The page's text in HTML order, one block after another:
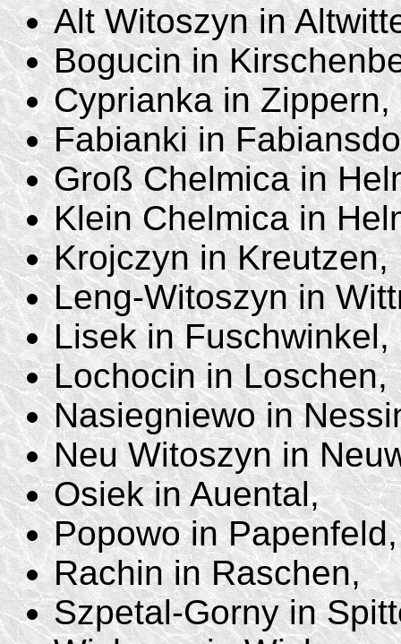
Alt Witoszyn in
Bogucin in
Cyprianka in Zippern,
Fabianki in
Groß Chelmica in
Klein Chelmica in
Krojczyn in Kreutzen,
Leng-Witoszyn in
Lisek in Fuschwinkel,
Lochocin in Loschen,
Nasiegniewo in
Neu Witoszyn in
Osiek in Auental,
Popowo in Papenfeld,
Rachin in Raschen,
Szpetal-Gorny in